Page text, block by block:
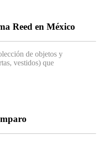
Reed en México
de objetos y
vestidos) que